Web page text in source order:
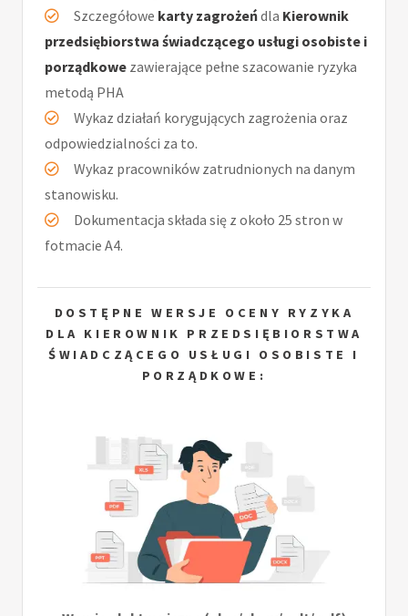
Szczegółowe karty zagrożeńdla Kierownik
przedsiębiorstwa świadczącego usługi osobiste i
porządkowe zawierające pełne szacowanie ryzyka
metodą PHA
Wykaz działań korygujących zagrożenia oraz
odpowiedzialności za to.
Wykaz pracowników zatrudnionych na danym
stanowisku.
Dokumentacja składa się z około 25 stron w
fotmacie A4.
DOSTĘPNE WERSJE OCENY RYZYKA
DLA KIEROWNIK PRZEDSIĘBIORSTWA
ŚWIADCZĄCEGO USŁUGI OSOBISTE I
PORZĄDKOWE: